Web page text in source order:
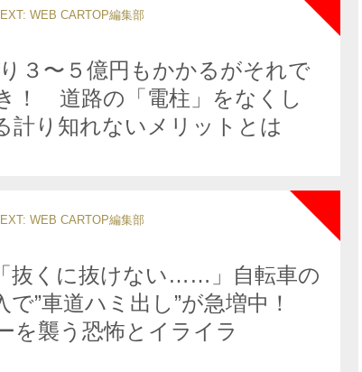
WEB CARTOP編集部
３〜５億円もかかるがそれで
！ 道路の「電柱」をなくし
計り知れないメリットとは
WEB CARTOP編集部
抜くに抜けない……」自転車の
で”車道ハミ出し”が急増中！
を襲う恐怖とイライラ